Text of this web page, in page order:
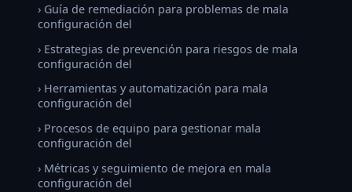
› Guía de remediación para problemas de mala
configuración del
› Estrategias de prevención para riesgos de mala
configuración del
› Herramientas y automatización para mala
configuración del
› Procesos de equipo para gestionar mala
configuración del
› Métricas y seguimiento de mejora en mala
configuración del